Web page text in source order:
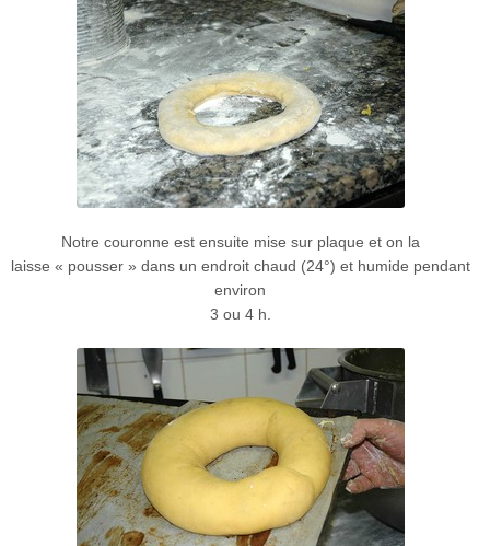
Notre couronne est ensuite mise sur plaque et on la
laisse « pousser » dans un endroit chaud (24°) et humide pendant
environ
3 ou 4 h.